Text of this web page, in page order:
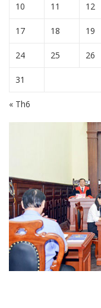
10 11 12
17 18 19
24 25 26
31
« Th6